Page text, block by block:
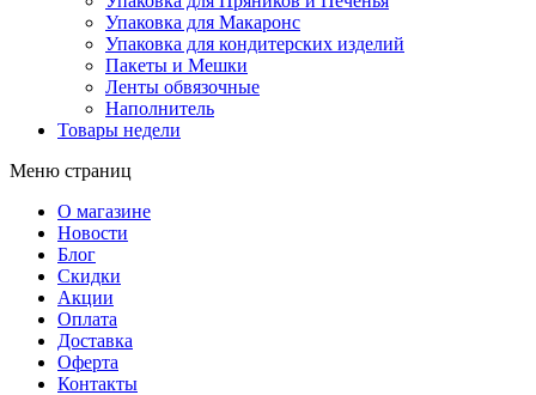
Упаковка для Макаронс
Упаковка для кондитерских изделий
Пакеты и Мешки
Ленты обвязочные
Наполнитель
Товары недели
Меню страниц
О магазине
Новости
Блог
Скидки
Акции
Оплата
Доставка
Оферта
Контакты